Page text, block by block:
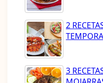
2
3